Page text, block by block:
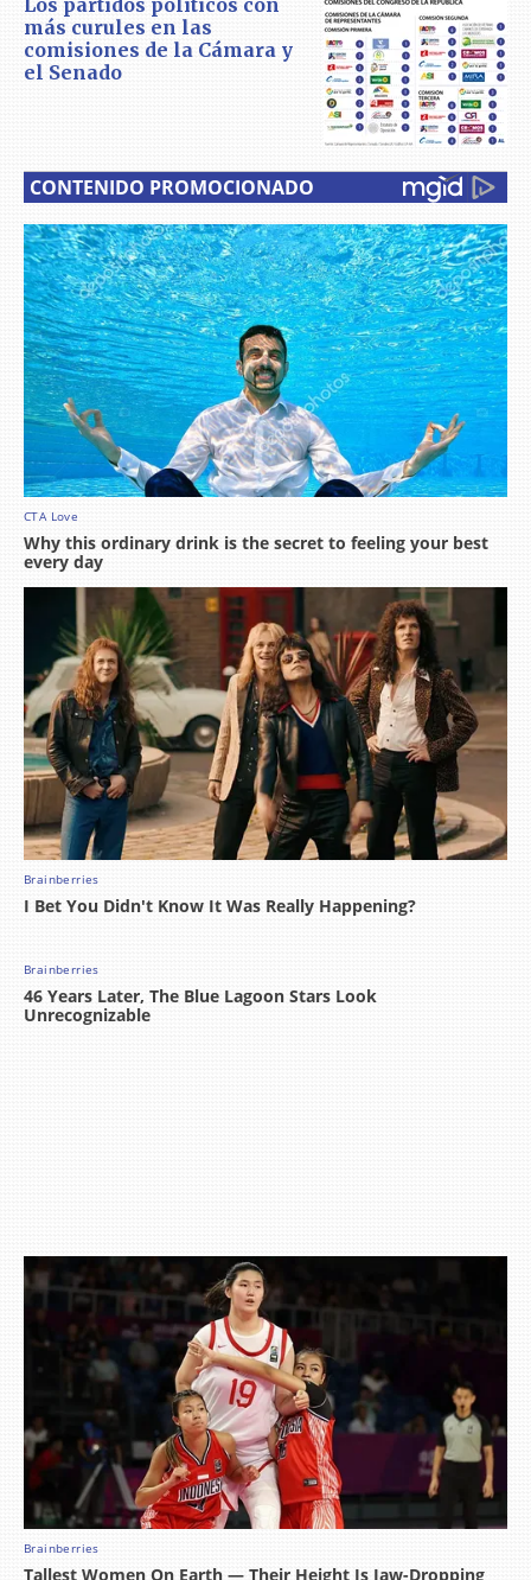
Los partidos políticos con
más curules en las
comisiones de la Cámara y
el Senado